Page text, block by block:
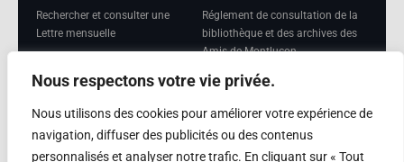
Nous respectons votre vie privée.
Nous utilisons des cookies pour améliorer votre expérience de
navigation, diffuser des publicités ou des contenus
personnalisés et analyser notre trafic. En cliquant sur « Tout
Rechercher et consulter une
Lettre mensuelle
mensuelle
Réglement de consultation de la
bibliothèque et des archives des
Amis de Montluçon
Mentions légales